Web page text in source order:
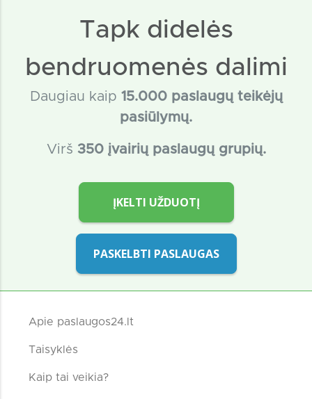
Tapk didelės
bendruomenės dalimi
Daugiau kaip 15.000 paslaugų teikėjų
pasiūlymų.
Virš 350 įvairių paslaugų grupių.
ĮKELTI UŽDUOTĮ
PASKELBTI PASLAUGAS
Apie paslaugos24.lt
Taisyklės
Kaip tai veikia?